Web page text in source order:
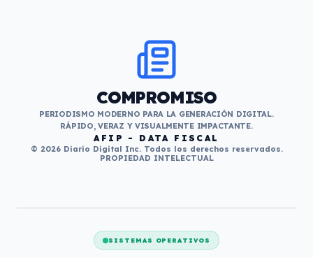
COMPROMISO
PERIODISMO MODERNO PARA LA GENERACIÓN DIGITAL.
RÁPIDO, VERAZ Y VISUALMENTE IMPACTANTE.
AFIP - DATA FISCAL
© 2026 Diario Digital Inc. Todos los derechos reservados.
PROPIEDAD INTELECTUAL
SISTEMAS OPERATIVOS